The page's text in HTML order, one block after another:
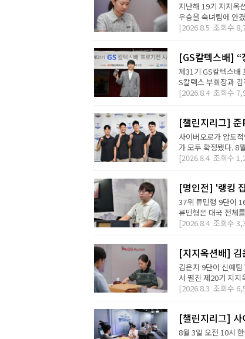
지난해 19기 지지옥
우승을 숙녀팀에 안
[2026.8.5 조회수
[GS칼텍스배] “
제31기 GS칼텍스배
S칼텍스 부회장과
[2026.8.4 조회수
[챌린지리그] 준
사이버오로가 압도
가 모두 확정됐다. 8
[2026.8.4 조회수
[명인전] '랭킹
37위 류민형 9단이
류민형은 대국 전체
[2026.8.4 조회수
[지지옥션배] 김
김은지 9단이 신예
서 펼친 제20기 지지
[2026.8.3 조회수
[챌린지리그] 사
8월 3일 오전 10시